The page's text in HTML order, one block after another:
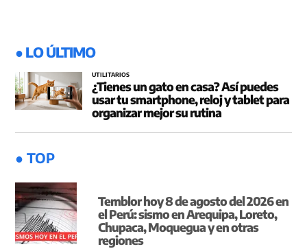
● LO ÚLTIMO
UTILITARIOS
¿Tienes un gato en casa? Así puedes
usar tu smartphone, reloj y tablet para
organizar mejor su rutina
● TOP
Temblor hoy 8 de agosto del 2026 en
el Perú: sismo en Arequipa, Loreto,
Chupaca, Moquegua y en otras
regiones